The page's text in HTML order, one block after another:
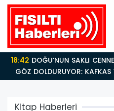
18:26Fısıltı Haberleri Iğdır Tanıtımları Devam Ediyor:
Türkiye’nin Doğu Kapısı
Kitap Haberleri